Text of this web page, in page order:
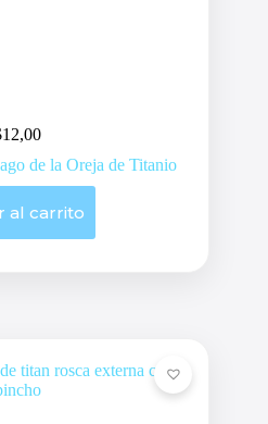
12,00
de la Oreja de Titanio
al carrito